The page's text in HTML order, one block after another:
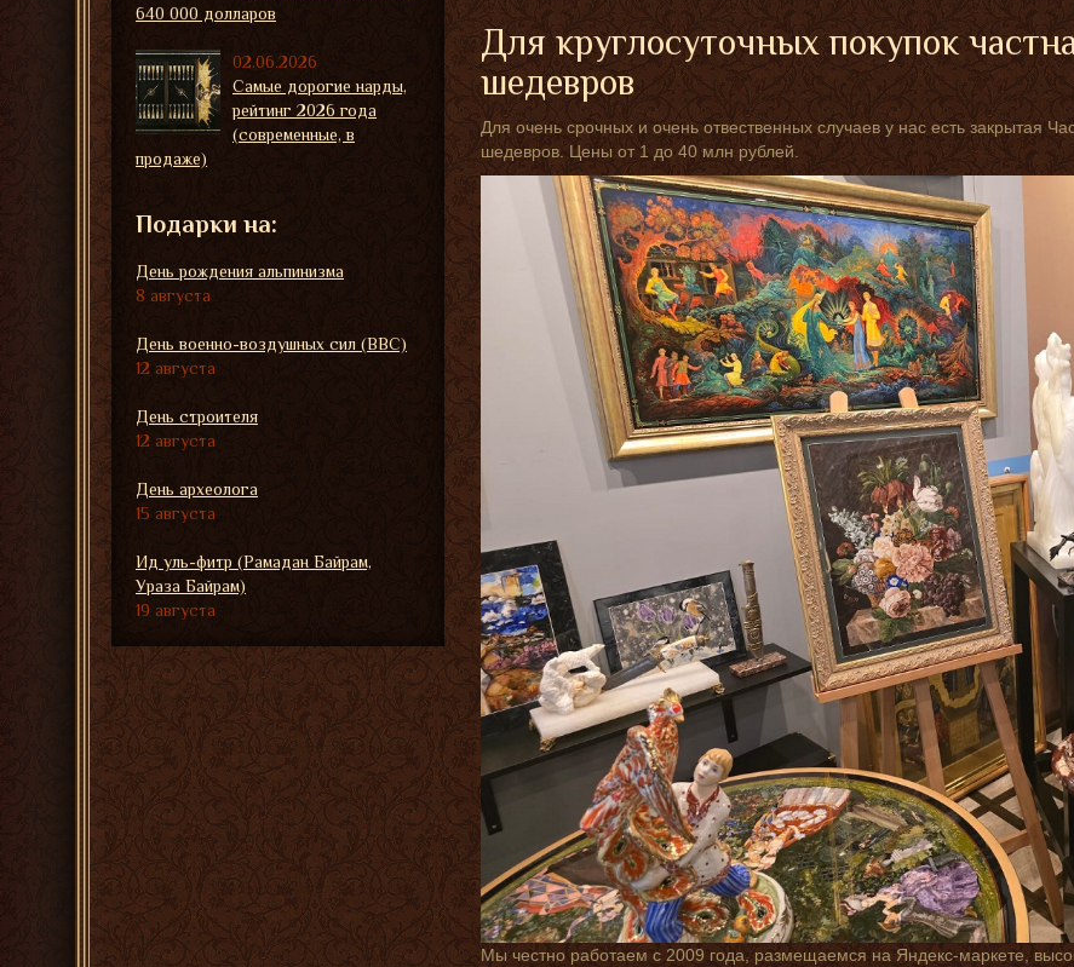
Для круглосуточных покупок
шедевров
Для очень срочных и очень отвественных случаев у нас есть закрытая
шедевров. Цены от 1 до 40 млн рублей.
Мы честно работаем с 2009 года, размещаемся на Яндекс-маркете,
640 000 долларов
02.06.2026
Самые дорогие нарды,
рейтинг 2026 года
(современные, в
продаже)
Подарки на:
День рождения альпинизма
8 августа
День военно-воздушных сил (ВВС)
12 августа
День строителя
12 августа
День археолога
15 августа
Ид уль-фитр (Рамадан Байрам,
Ураза Байрам)
19 августа